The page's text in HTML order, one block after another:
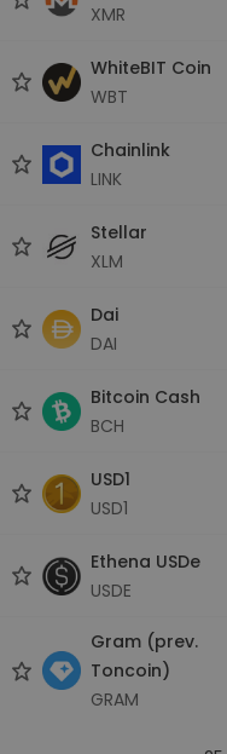
XMR
WhiteBIT Coin
WBT
Chainlink
LINK
Stellar
XLM
Dai
DAI
Bitcoin Cash
BCH
USD1
USD1
Ethena USDe
USDE
Gram (prev.
Toncoin)
GRAM